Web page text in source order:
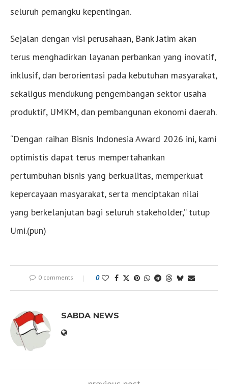
seluruh pemangku kepentingan.
Sejalan dengan visi perusahaan, Bank Jatim akan
terus menghadirkan layanan perbankan yang inovatif,
inklusif, dan berorientasi pada kebutuhan masyarakat,
sekaligus mendukung pengembangan sektor usaha
produktif, UMKM, dan pembangunan ekonomi daerah.
“Dengan raihan Bisnis Indonesia Award 2026 ini, kami
optimistis dapat terus mempertahankan
pertumbuhan bisnis yang berkualitas, memperkuat
kepercayaan masyarakat, serta menciptakan nilai
yang berkelanjutan bagi seluruh stakeholder,” tutup
Umi.(pun)
0 comments 0
SABDA NEWS